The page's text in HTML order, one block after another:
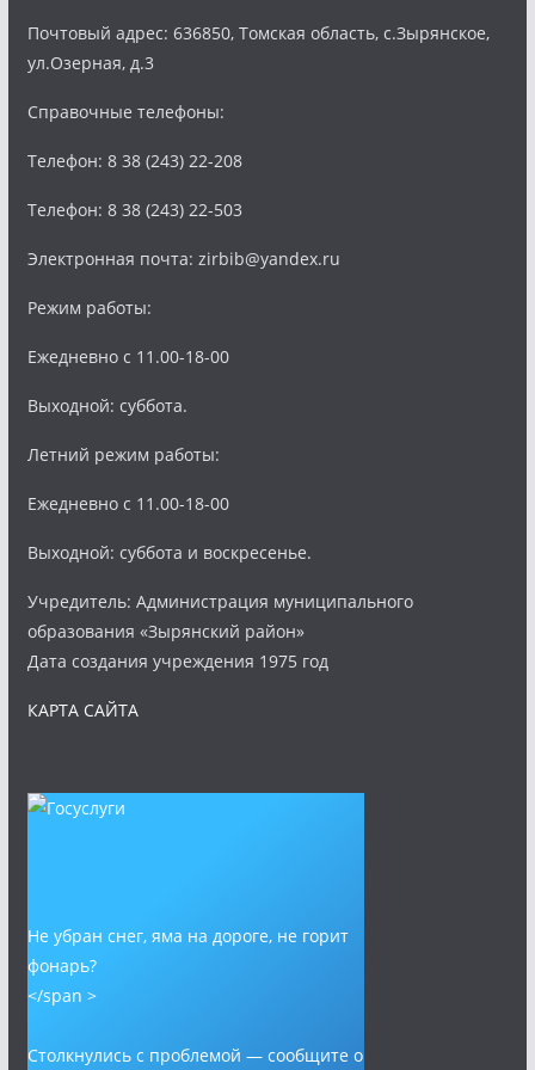
Почтовый адрес: 636850, Томская область, с.Зырянское,
ул.Озерная, д.3
Справочные телефоны:
Телефон: 8 38 (243) 22-208
Телефон: 8 38 (243) 22-503
Электронная почта: zirbib@yandex.ru
Режим работы:
Ежедневно с 11.00-18-00
Выходной: суббота.
Летний режим работы:
Ежедневно с 11.00-18-00
Выходной: суббота и воскресенье.
Учредитель: Администрация муниципального
образования «Зырянский район»
Дата создания учреждения 1975 год
КАРТА САЙТА
Не убран снег, яма на дороге, не горит
фонарь?
</span >
Столкнулись с проблемой — сообщите о